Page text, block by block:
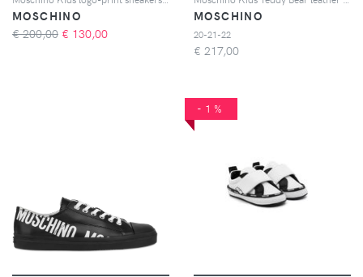
MOSCHINO
€ 200,00 € 130,00
MOSCHINO
20-21-22
€ 217,00
-1%